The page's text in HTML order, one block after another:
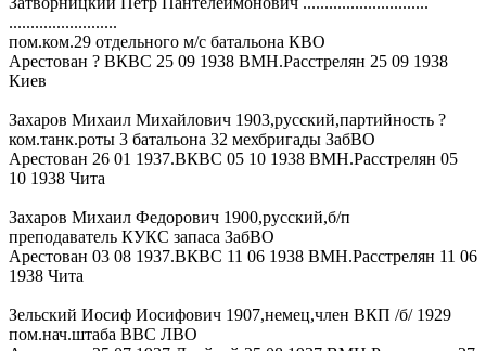
.........................
пом.ком.29 отдельного м/с батальона КВО
Арестован ? ВКВС 25 09 1938 ВМН.Расстрелян 25 09 1938
Киев
Захаров Михаил Михайлович 1903,русский,партийность ?
ком.танк.роты 3 батальона 32 мехбригады ЗабВО
Арестован 26 01 1937.ВКВС 05 10 1938 ВМН.Расстрелян 05
10 1938 Чита
Захаров Михаил Федорович 1900,русский,б/п
преподаватель КУКС запаса ЗабВО
Арестован 03 08 1937.ВКВС 11 06 1938 ВМН.Расстрелян 11 06
1938 Чита
Зельский Иосиф Иосифович 1907,немец,член ВКП /б/ 1929
пом.нач.штаба ВВС ЛВО